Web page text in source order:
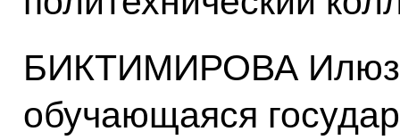
БИКТИМИРОВА
обучающаяся